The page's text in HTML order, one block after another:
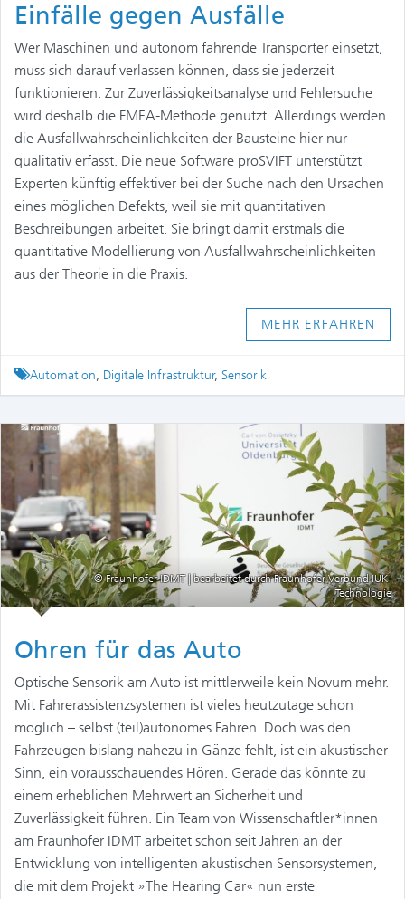
Einfälle gegen Ausfälle​
Wer Maschinen und autonom fahrende Transporter einsetzt,
muss sich darauf verlassen können, dass sie jederzeit
funktionieren. Zur Zuverlässigkeitsanalyse und Fehlersuche
wird deshalb die FMEA-Methode genutzt. Allerdings werden
die Ausfallwahrscheinlichkeiten der Bausteine hier nur
qualitativ erfasst. Die neue Software proSVIFT unterstützt
Experten künftig effektiver bei der Suche nach den Ursachen
eines möglichen Defekts, weil sie mit quantitativen
Beschreibungen arbeitet. Sie bringt damit erstmals die
quantitative Modellierung von Ausfallwahrscheinlichkeiten
aus der Theorie in die Praxis.
MEHR ERFAHREN
Tagged
Automation, Digitale Infrastruktur, Sensorik
© Fraunhofer IDMT | bearbeitet durch Fraunhofer Verbund IUK-
Technologie
Ohren für das Auto
Optische Sensorik am Auto ist mittlerweile kein Novum mehr.
Mit Fahrerassistenzsystemen ist vieles heutzutage schon
möglich – selbst (teil)autonomes Fahren. Doch was den
Fahrzeugen bislang nahezu in Gänze fehlt, ist ein akustischer
Sinn, ein vorausschauendes Hören. Gerade das könnte zu
einem erheblichen Mehrwert an Sicherheit und
Zuverlässigkeit führen. Ein Team von Wissenschaftler*innen
am Fraunhofer IDMT arbeitet schon seit Jahren an der
Entwicklung von intelligenten akustischen Sensorsystemen,
die mit dem Projekt »The Hearing Car« nun erste